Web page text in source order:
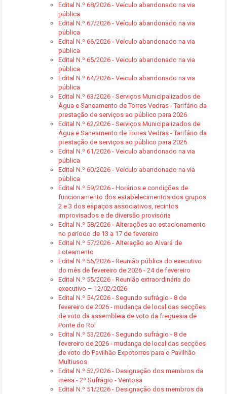
Edital N.º 68/2026 - Veículo abandonado na via
pública
Edital N.º 67/2026 - Veículo abandonado na via
pública
Edital N.º 66/2026 - Veículo abandonado na via
pública
Edital N.º 65/2026 - Veiculo abandonado na via
pública
Edital N.º 64/2026 - Veiculo abandonado na via
pública
Edital N.º 63/2026 - Serviços Municipalizados de
Água e Saneamento de Torres Vedras - Tarifário da
prestação de serviços ao público para 2026
Edital N.º 62/2026 - Serviços Municipalizados de
Água e Saneamento de Torres Vedras - Tarifário da
prestação de serviços ao público para 2026
Edital N.º 61/2026 - Veiculo abandonado na via
pública
Edital N.º 60/2026 - Veiculo abandonado na via
pública
Edital N.º 59/2026 - Horários e condições de
funcionamento dos estabelecimentos dos grupos
2 e 3 dos espaços associativos, recintos
improvisados e de diversão provisória
Edital N.º 58/2026 - Alterações ao estacionamento
no período de 13 a 17 de fevereiro
Edital N.º 57/2026 - Alteração ao Alvará de
Loteamento
Edital N.º 56/2026 - Reunião pública do executivo
do mês de fevereiro de 2026 - 24 de fevereiro
Edital N.º 55/2026 - Reunião extraordinária do
executivo – 12/02/2026
Edital N.º 54/2026 - Segundo sufrágio - 8 de
fevereiro de 2026 - mudança de local das secções
de voto da assembleia de voto da freguesia de
Ponte do Rol
Edital N.º 53/2026 - Segundo sufrágio - 8 de
fevereiro de 2026 - mudança de local das secções
de voto do Pavilhão Expotorres para o Pavilhão
Multiusos
Edital N.º 52/2026 - Designação dos membros da
mesa - 2º Sufrágio - Ventosa
Edital N.º 51/2026 - Designação dos membros da